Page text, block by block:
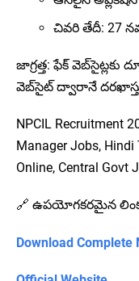
చివరి తేదీ: 27
జాగ్రత్త: ఫేక్
వెబ్‌సైట్ ద్వారానే
NPCIL Recruitment
Manager Jobs, Hindi
Online, Central Govt
🔗 ఉపయోగకరమైన
Download Complete